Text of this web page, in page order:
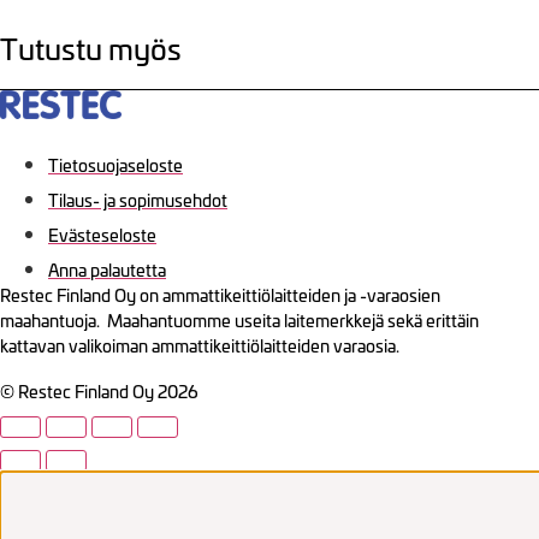
Tutustu myös
Tietosuojaseloste
Tilaus- ja sopimusehdot
Evästeseloste
Anna palautetta
Restec Finland Oy on ammattikeittiölaitteiden ja -varaosien
maahantuoja. Maahantuomme useita laitemerkkejä sekä erittäin
kattavan valikoiman ammattikeittiölaitteiden varaosia.
© Restec Finland Oy 2026